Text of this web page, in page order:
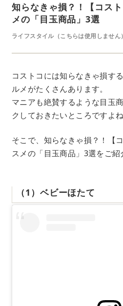
知らなきゃ損？！【コス
メの「目玉商品」3選
ライフスタイル（こちらは使用しません）
コストコには知らなきゃ損す
ルメがたくさんあります。
マニアも絶賛するような目玉
クしておきたいところですよね
そこで、知らなきゃ損？！【
スメの「目玉商品」3選をご紹
（1）ベビーほたて